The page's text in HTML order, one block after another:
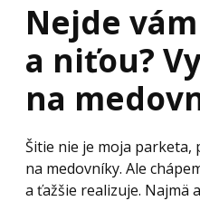
Nejde
a niťou?
na
Šitie nie je moja parketa,
na medovníky. Ale
a ťažšie realizuje. Najmä